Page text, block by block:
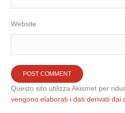
Website
Questo sito utilizza Akismet per
vengono elaborati i dati derivati dai